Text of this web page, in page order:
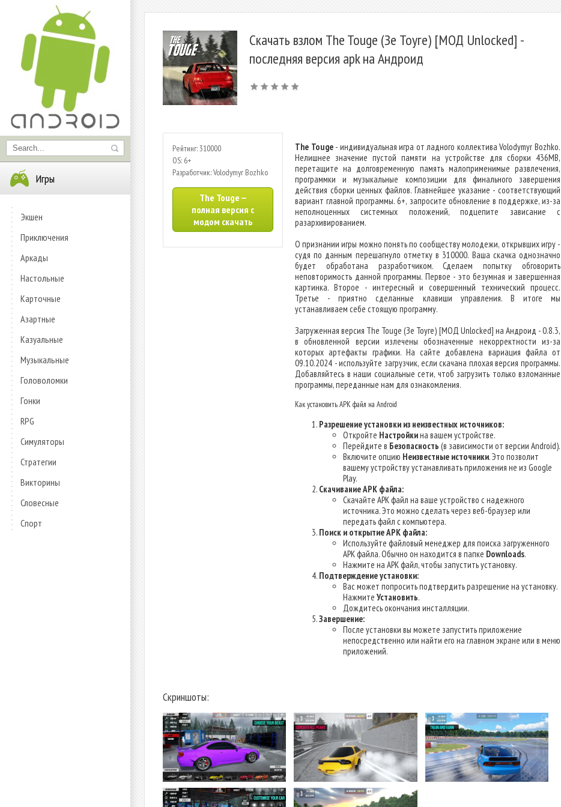
Игры
Экшен
Приключения
Аркады
Настольные
Карточные
Азартные
Казуальные
Музыкальные
Головоломки
Гонки
RPG
Симуляторы
Стратегии
Викторины
Словесные
Спорт
Скачать взлом The Touge (Зе Тоуге) [МОД Unlocked] -
последняя версия apk на Андроид
Рейтинг: 310000
OS: 6+
Разработчик: Volodymyr Bozhko
The Touge —
полная версия с
модом скачать
The Touge- индивидуальная игра от ладного коллектива Volodymyr Bozhko.
Нелишнее значение пустой памяти на устройстве для сборки 436MB,
перетащите на долговременную память малоприменимые развлечения,
программки и музыкальные композиции для финального завершения
действия сборки ценных файлов. Главнейшее указание - соответствующий
вариант главной программы. 6+, запросите обновление в поддержке, из-за
неполноценных системных положений, подцепите зависание с
разархивированием.
О признании игры можно понять по сообществу молодежи, открывших игру -
судя по данным перешагнуло отметку в 310000. Ваша скачка однозначно
будет обработана разработчиком. Сделаем попытку обговорить
неповторимость данной программы. Первое - это безумная и завершенная
картинка. Второе - интересный и совершенный технический процесс.
Третье - приятно сделанные клавиши управления. В итоге мы
устанавливаем себе стоящую программу.
Загруженная версия The Touge (Зе Тоуге) [МОД Unlocked] на Андроид - 0.8.3,
в обновленной версии излечены обозначенные некорректности из-за
которых артефакты графики. На сайте добавлена вариация файла от
09.10.2024 - используйте загрузчик, если скачана плохая версия программы.
Добавляйтесь в наши социальные сети, чтоб загрузить только взломанные
программы, переданные нам для ознакомления.
Как установить APK файл на Android
Разрешение установки из неизвестных источников:
Откройте Настройкина вашем устройстве.
Перейдите в Безопасность (в зависимости от версии Android).
Включите опцию Неизвестные источники. Это позволит
вашему устройству устанавливать приложения не из Google
Play.
Скачивание APK файла:
Скачайте APK файл на ваше устройство с надежного
источника. Это можно сделать через веб-браузер или
передать файл с компьютера.
Поиск и открытие APK файла:
Используйте файловый менеджер для поиска загруженного
APK файла. Обычно он находится в папке Downloads.
Нажмите на APK файл, чтобы запустить установку.
Подтверждение установки:
Вас может попросить подтвердить разрешение на установку.
Нажмите Установить.
Дождитесь окончания инсталляции.
Завершение:
После установки вы можете запустить приложение
непосредственно или найти его на главном экране или в меню
приложений.
Скриншоты: